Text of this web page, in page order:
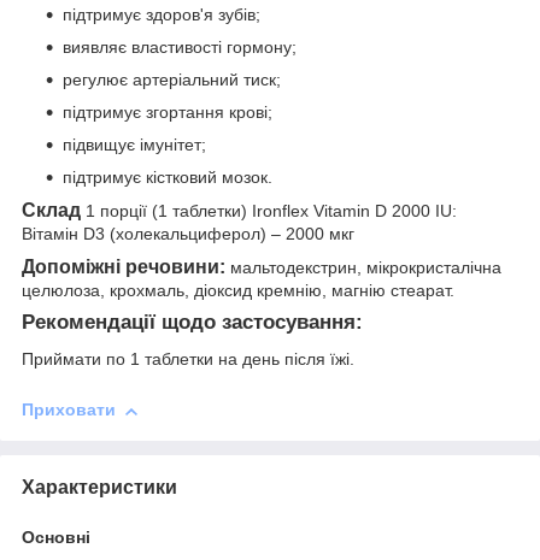
підтримує здоров'я зубів;
виявляє властивості гормону;
регулює артеріальний тиск;
підтримує згортання крові;
підвищує імунітет;
підтримує кістковий мозок.
Склад 1 порції (1 таблетки) Ironflex Vitamin D 2000 IU:
Вітамін D3 (холекальциферол) – 2000 мкг
Допоміжні речовини: мальтодекстрин, мікрокристалічна
целюлоза, крохмаль, діоксид кремнію, магнію стеарат.
Рекомендації щодо застосування:
Приймати по 1 таблетки на день після їжі.
Приховати
Характеристики
Основні